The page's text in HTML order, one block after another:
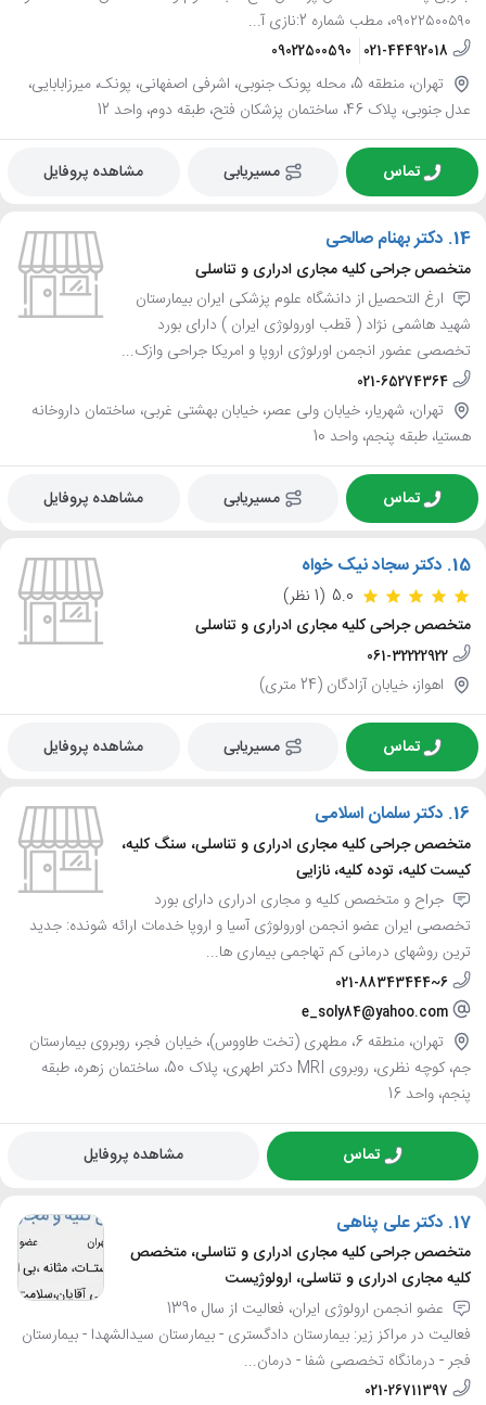
٠٩٠٢٢٥٠٠٥٩٠، مطب شماره 2:نازى آ...
021-44492018
09022500590
تهران، منطقه 5، محله پونک جنوبی، اشرفی اصفهانی، پونک، میرزابابایی،
عدل جنوبی، پلاک 46، ساختمان پزشکان فتح، طبقه دوم، واحد 12
تماس مسیریابی مشاهده پروفایل
14. دکتر بهنام صالحی
متخصص جراحی کلیه مجاری ادراری و تناسلی
ارغ التحصیل از دانشگاه علوم پزشکی ایران بیمارستان
شهید هاشمی نژاد ( قطب اورولوژی ایران ) دارای بورد
تخصصی عضور انجمن اورلوژی اروپا و امریکا جراحی وازک...
021-65274364
تهران، شهریار، خیابان ولی عصر، خیابان بهشتی غربی، ساختمان داروخانه
هستیا، طبقه پنجم، واحد 10
تماس مسیریابی مشاهده پروفایل
15. دکتر سجاد نیک خواه
5.0 (1 نظر)
متخصص جراحی کلیه مجاری ادراری و تناسلی
061-32222922
اهواز، خیابان آزادگان (24 متری)
تماس مسیریابی مشاهده پروفایل
16. دکتر سلمان اسلامی
متخصص جراحی کلیه مجاری ادراری و تناسلی، سنگ کلیه،
کیست کلیه، توده کلیه، نازایی
جراح و متخصص کلیه و مجاری ادراری دارای بورد
تخصصی ایران عضو انجمن اورولوژی آسیا و اروپا خدمات ارائه شونده: جدید
ترین روشهای درمانی کم تهاجمی بیماری ها...
021-88343444~6
e_soly84@yahoo.com
تهران، منطقه 6، مطهری (تخت طاووس)، خیابان فجر، روبروی بیمارستان
جم، کوچه نظری، روبروی MRI دکتر اطهری، پلاک 50، ساختمان زهره، طبقه
پنجم، واحد 16
تماس مشاهده پروفایل
17. دکتر علی پناهی
متخصص جراحی کلیه مجاری ادراری و تناسلی، متخصص
کلیه مجاری ادراری و تناسلی، ارولوژیست
عضو انجمن ارولوژی ایران، فعالیت از سال 1390
فعالیت در مراکز زیر: بیمارستان دادگستری - بیمارستان سیدالشهدا - بیمارستان
فجر - درمانگاه تخصصی شفا - درمان...
021-26711397